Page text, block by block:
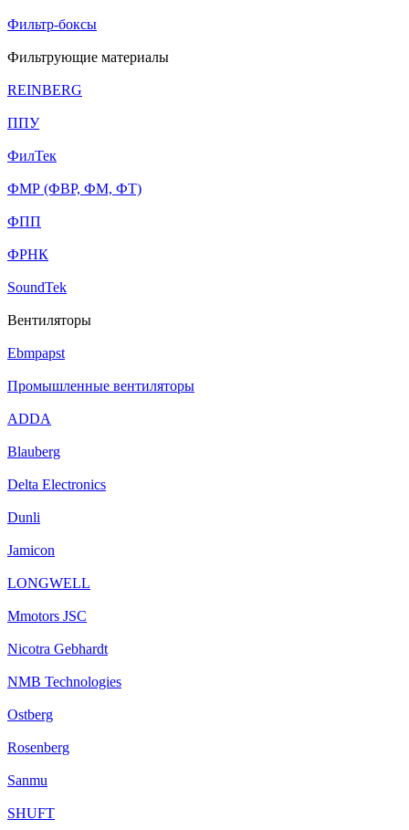
Фильтр-боксы
Фильтрующие материалы
REINBERG
ППУ
ФилТек
ФМР (ФВР, ФМ, ФТ)
ФПП
ФРНК
SoundTek
Вентиляторы
Ebmpapst
Промышленные вентиляторы
ADDA
Blauberg
Delta Electronics
Dunli
Jamicon
LONGWELL
Mmotors JSC
Nicotra Gebhardt
NMB Technologies
Ostberg
Rosenberg
Sanmu
SHUFT